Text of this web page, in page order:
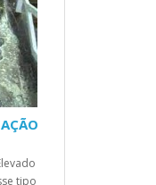
tipo